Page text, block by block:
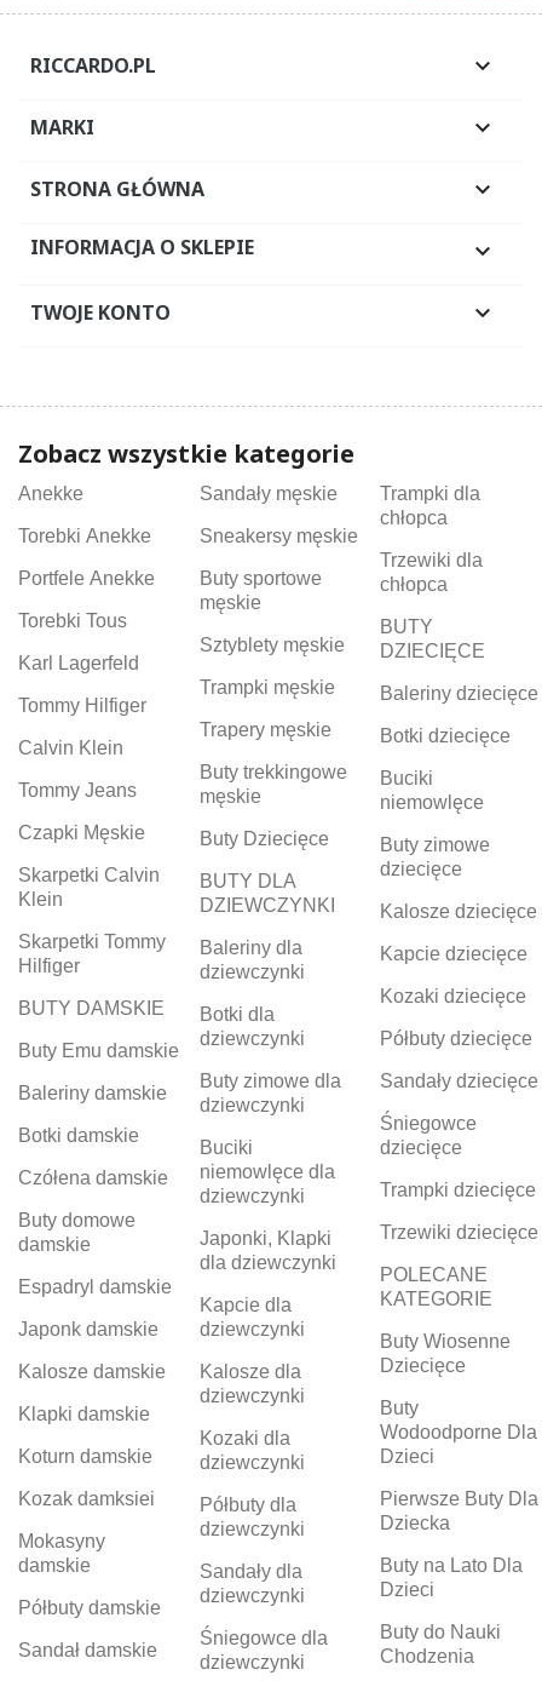
RICCARDO.PL 
MARKI 
STRONA GŁÓWNA 
INFORMACJA O SKLEPIE 
TWOJE KONTO 
Zobacz wszystkie kategorie
Anekke
Torebki Anekke
Portfele Anekke
Torebki Tous
Karl Lagerfeld
Tommy Hilfiger
Calvin Klein
Tommy Jeans
Czapki Męskie
Skarpetki Calvin
Klein
Skarpetki Tommy
Hilfiger
BUTY DAMSKIE
Buty Emu damskie
Baleriny damskie
Botki damskie
Czółena damskie
Buty domowe
damskie
Espadryl damskie
Japonk damskie
Kalosze damskie
Klapki damskie
Koturn damskie
Kozak damksiei
Mokasyny
damskie
Półbuty damskie
Sandał damskie
Sandały męskie
Sneakersy męskie
Buty sportowe
męskie
Sztyblety męskie
Trampki męskie
Trapery męskie
Buty trekkingowe
męskie
Buty Dziecięce
BUTY DLA
DZIEWCZYNKI
Baleriny dla
dziewczynki
Botki dla
dziewczynki
Buty zimowe dla
dziewczynki
Buciki
niemowlęce dla
dziewczynki
Japonki, Klapki
dla dziewczynki
Kapcie dla
dziewczynki
Kalosze dla
dziewczynki
Kozaki dla
dziewczynki
Półbuty dla
dziewczynki
Sandały dla
dziewczynki
Śniegowce dla
dziewczynki
Trampki dla
chłopca
Trzewiki dla
chłopca
BUTY
DZIECIĘCE
Baleriny dziecięce
Botki dziecięce
Buciki
niemowlęce
Buty zimowe
dziecięce
Kalosze dziecięce
Kapcie dziecięce
Kozaki dziecięce
Półbuty dziecięce
Sandały dziecięce
Śniegowce
dziecięce
Trampki dziecięce
Trzewiki dziecięce
POLECANE
KATEGORIE
Buty Wiosenne
Dziecięce
Buty
Wodoodporne Dla
Dzieci
Pierwsze Buty Dla
Dziecka
Buty na Lato Dla
Dzieci
Buty do Nauki
Chodzenia